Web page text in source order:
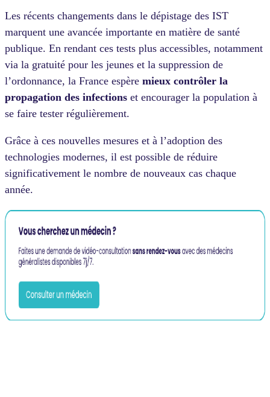
Les récents changements dans le dépistage des IST
marquent une avancée importante en matière de santé
publique. En rendant ces tests plus accessibles, notamment
via la gratuité pour les jeunes et la suppression de
l’ordonnance, la France espère mieux contrôler la
propagation des infections et encourager la population à
se faire tester régulièrement.
Grâce à ces nouvelles mesures et à l’adoption des
technologies modernes, il est possible de réduire
significativement le nombre de nouveaux cas chaque
année.